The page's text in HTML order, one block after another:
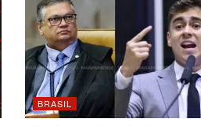
BRASIL